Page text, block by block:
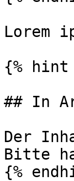
Lorem
{% hint
## In
Der
Bitte
{%